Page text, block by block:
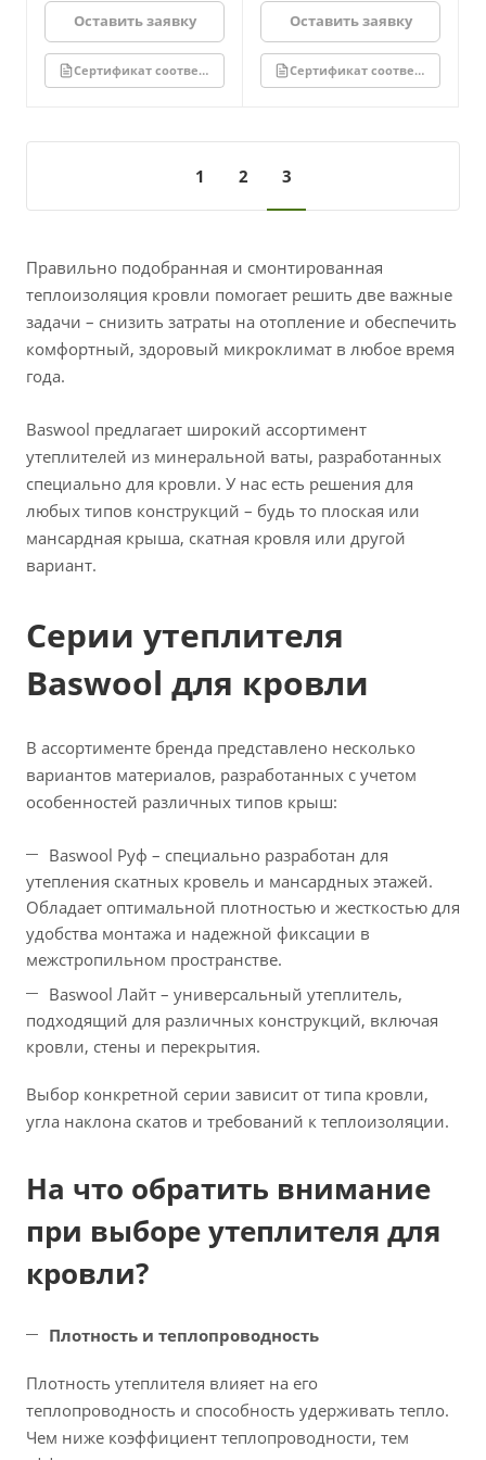
Оставить заявку
Сертификат соответствия
Оставить заявку
Сертификат соответствия
1 2 3
Правильно подобранная и смонтированная
теплоизоляция кровли помогает решить две важные
задачи – снизить затраты на отопление и обеспечить
комфортный, здоровый микроклимат в любое время
года.
Baswool предлагает широкий ассортимент
утеплителей из минеральной ваты, разработанных
специально для кровли. У нас есть решения для
любых типов конструкций – будь то плоская или
мансардная крыша, скатная кровля или другой
вариант.
Серии утеплителя
Baswool для кровли
В ассортименте бренда представлено несколько
вариантов материалов, разработанных с учетом
особенностей различных типов крыш:
Baswool Руф – специально разработан для
утепления скатных кровель и мансардных этажей.
Обладает оптимальной плотностью и жесткостью для
удобства монтажа и надежной фиксации в
межстропильном пространстве.
Baswool Лайт – универсальный утеплитель,
подходящий для различных конструкций, включая
кровли, стены и перекрытия.
Выбор конкретной серии зависит от типа кровли,
угла наклона скатов и требований к теплоизоляции.
На что обратить внимание
при выборе утеплителя для
кровли?
Плотность и теплопроводность
Плотность утеплителя влияет на его
теплопроводность и способность удерживать тепло.
Чем ниже коэффициент теплопроводности, тем